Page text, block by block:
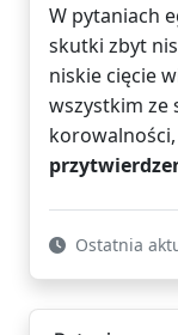
W pytaniach
skutki zbyt
niskie cięcie
wszystkim ze
korowalności,
Ostatnia